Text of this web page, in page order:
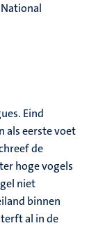
Eind
als eerste voet
de
hoge vogels
niet
binnen
al in de